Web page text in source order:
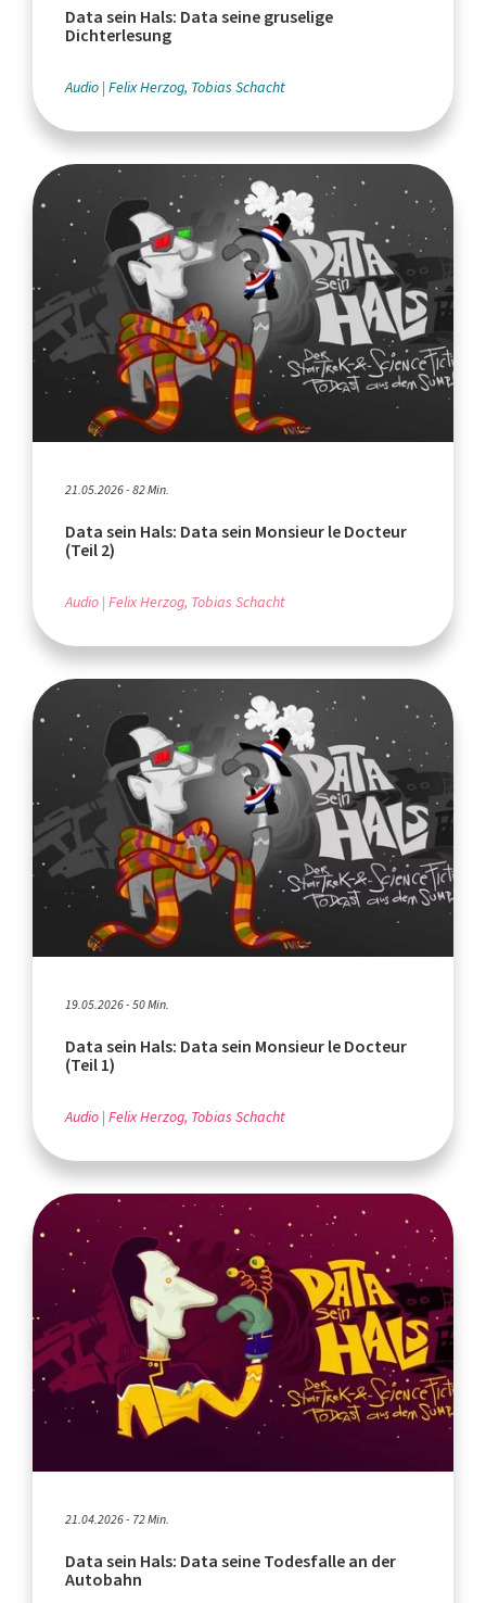
Data sein Hals: Data seine gruselige
Dichterlesung
Audio Felix Herzog, Tobias Schacht
21.05.2026 - 82 Min.
Data sein Hals: Data sein Monsieur le Docteur
(Teil 2)
Audio Felix Herzog, Tobias Schacht
19.05.2026 - 50 Min.
Data sein Hals: Data sein Monsieur le Docteur
(Teil 1)
Audio Felix Herzog, Tobias Schacht
21.04.2026 - 72 Min.
Data sein Hals: Data seine Todesfalle an der
Autobahn